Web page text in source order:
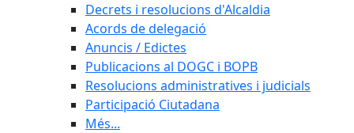
Decrets i resolucions d'Alcaldia
Acords de delegació
Anuncis / Edictes
Publicacions al DOGC i BOPB
Resolucions administratives i judicials
Participació Ciutadana
Més...